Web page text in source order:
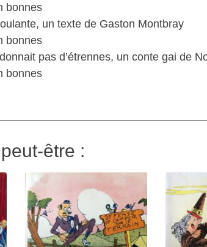
bonnes
un texte de Gaston Montbray
bonnes
pas d’étrennes, un conte gai de
bonnes
être :